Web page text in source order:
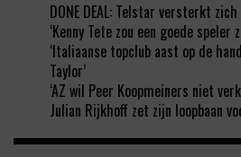
DONE DEAL: Telstar versterkt
‘Kenny Tete zou een goede speler
‘Italiaanse topclub aast op de
Taylor’
‘AZ wil Peer Koopmeiners niet
Julian Rijkhoff zet zijn loopbaan